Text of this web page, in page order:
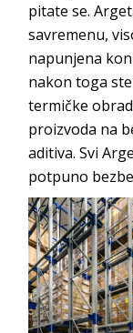
pitate se.
savremenu,
napunjena
nakon toga
termičke
proizvoda na
aditiva. Svi
potpuno